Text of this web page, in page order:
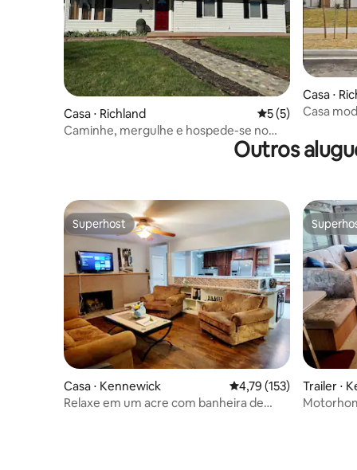
Casa ⋅ Richland 5 de uma
5 (5)
Caminhe, mergulhe e hospede-se no
Casa ⋅
Casa
Outros
Superhost
Superhost
Casa ⋅ Kennewick 4,79 de uma avaliação
4,79 (153)
Relaxe em um acre com banheira de
Trailer ⋅